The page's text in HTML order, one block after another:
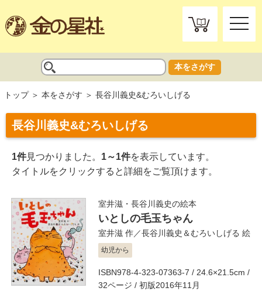
toggle
本をさがす
トップ 本をさがす 長谷川義史&むろいしげる
長谷川義史&むろいしげる
1件見つかりました。 1～1件を表示しています。
タイトルをクリックすると詳細をご覧頂けます。
室井滋・長谷川義史の絵本
いとしの毛玉ちゃん
室井滋 作／長谷川義史＆むろいしげる 絵
幼児から
ISBN978-4-323-07363-7 / 24.6×21.5cm /
32ページ / 初版2016年11月